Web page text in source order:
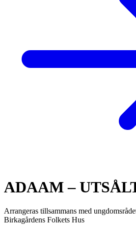
ADAAM –
Arrangeras tillsammans med
Birkagårdens Folkets Hus